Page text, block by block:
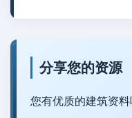
分享您的资源
您有优质的建筑资